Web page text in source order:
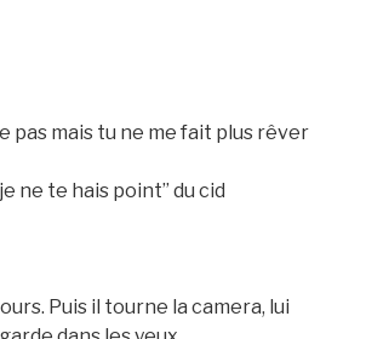
pas mais tu ne me fait plus rêver
ne te hais point” du cid
Puis il tourne la camera, lui